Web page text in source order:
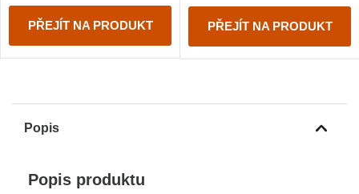
PŘEJÍT NA PRODUKT PŘEJÍT NA PRODUKT
Popis
Popis produktu